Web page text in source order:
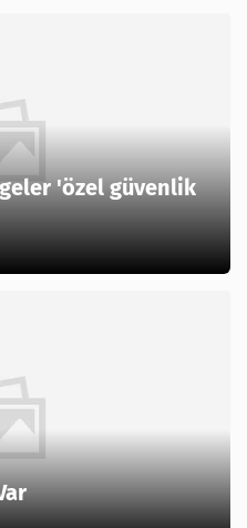
'özel güvenlik